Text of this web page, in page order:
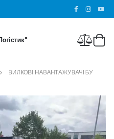
ВИЛКОВІ НАВАНТАЖУВАЧІ БУ